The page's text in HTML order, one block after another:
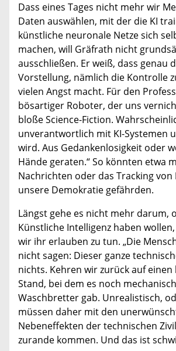
Dass eines Tages nicht mehr wir
Daten auswählen, mit der die KI
künstliche neuronale Netze sich
machen, will Gräfrath nicht
ausschließen. Er weiß, dass genau
Vorstellung, nämlich die Kontrolle
vielen Angst macht. Für den
bösartiger Roboter, der uns
bloße Science-Fiction.
unverantwortlich mit KI-Systemen
wird. Aus Gedankenlosigkeit oder
Hände geraten.“ So könnten etwa
Nachrichten oder das Tracking von
unsere Demokratie gefährden.
Längst gehe es nicht mehr darum,
Künstliche Intelligenz haben
wir ihr erlauben zu tun. „Die
nicht sagen: Dieser ganze
nichts. Kehren wir zurück auf
Stand, bei dem es noch
Waschbretter gab. Unrealistisch,
müssen daher mit den
Nebeneffekten der technischen
zurande kommen. Und das ist